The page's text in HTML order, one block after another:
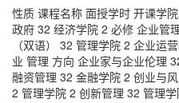
性质 课程名称 面授学时 开课学
政府 32 经济学院 2 必修 企业管
（双语） 32 管理学院 2 企业运
业 管理 方向 企业家与企业伦理
融资管理 32 金融学院 2 创业与
2 管理学院 2 创新管理 32 管理